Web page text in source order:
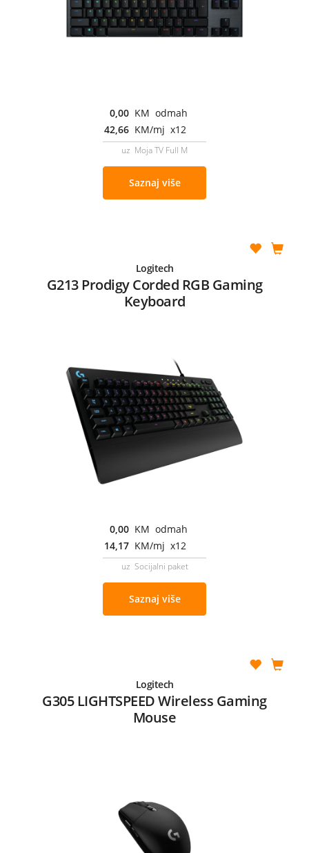
0,00 KM odmah
42,66 KM/mj x12
uz Moja TV Full M
Saznaj više
Logitech
G213 Prodigy Corded RGB Gaming
Keyboard
0,00 KM odmah
14,17 KM/mj x12
uz Socijalni paket
Saznaj više
Logitech
G305 LIGHTSPEED Wireless Gaming
Mouse